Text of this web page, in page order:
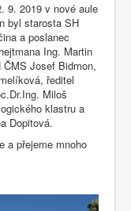
9. 2019 v nové aule
byl starosta SH
a poslanec
Ing. Martin
Josef Bidmon,
ředitel
Miloš
klastru a
Dopitová.
a přejeme mnoho